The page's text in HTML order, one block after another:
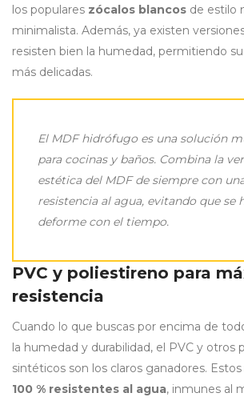
los populares zócalos blancos de estilo
minimalista. Además, ya existen
resisten bien la humedad, permitiendo
más delicadas.
El MDF hidrófugo es una solución
para cocinas y baños. Combina la
estética del MDF de siempre con
resistencia al agua, evitando que se
deforme con el tiempo.
PVC y poliestireno para
resistencia
Cuando lo que buscas por encima de
la humedad y durabilidad, el PVC y otros
sintéticos son los claros ganadores.
100 % resistentes al agua, inmunes al